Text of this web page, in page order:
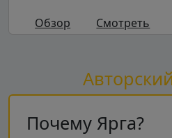
Обзор Смотреть
Почему Ярга?